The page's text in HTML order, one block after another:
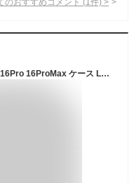
ランバン コレクション iPhone16 16Plus 16Pro 16ProMax ケース LANVIN COLLECTION - Folio Case Double Lined with MagSafe for iPhone スマホケース カバー ブランド 手帳 手帳型